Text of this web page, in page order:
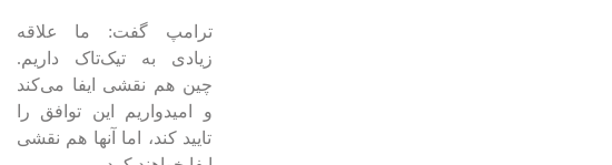
ترامپ گفت: ما علاقه
زیادی به تیک‌تاک داریم.
چین هم نقشی ایفا می‌کند
و امیدواریم این توافق را
تایید کند، اما آنها هم نقشی